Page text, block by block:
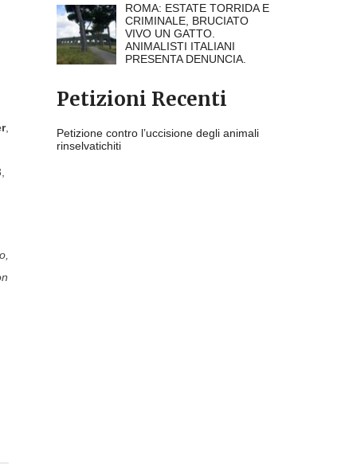
,
ROMA: ESTATE TORRIDA E
CRIMINALE, BRUCIATO
VIVO UN GATTO.
ANIMALISTI ITALIANI
PRESENTA DENUNCIA.
Petizioni Recenti
Petizione contro l’uccisione degli animali
rinselvatichiti